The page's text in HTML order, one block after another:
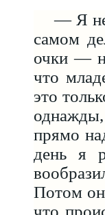
— Я
самом
очки —
что
это
прямо
день я
Потом он
что